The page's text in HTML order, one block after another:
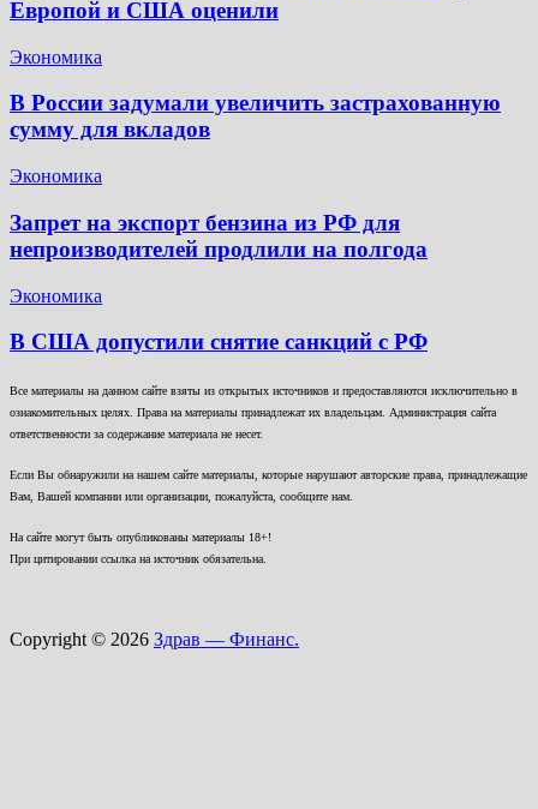
Европой и США оценили
Экономика
В России задумали увеличить застрахованную
сумму для вкладов
Экономика
Запрет на экспорт бензина из РФ для
непроизводителей продлили на полгода
Экономика
В США допустили снятие санкций с РФ
Все материалы на данном сайте взяты из открытых источников и предоставляются исключительно в
ознакомительных целях. Права на материалы принадлежат их владельцам. Администрация сайта
ответственности за содержание материала не несет.
Если Вы обнаружили на нашем сайте материалы, которые нарушают авторские права, принадлежащие
Вам, Вашей компании или организации, пожалуйста, сообщите нам.
На сайте могут быть опубликованы материалы 18+!
При цитировании ссылка на источник обязательна.
Copyright © 2026 Здрав — Финанс.